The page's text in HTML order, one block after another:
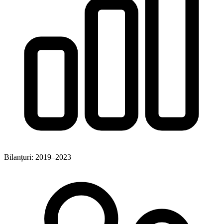
Bilanțuri: 2019–2023